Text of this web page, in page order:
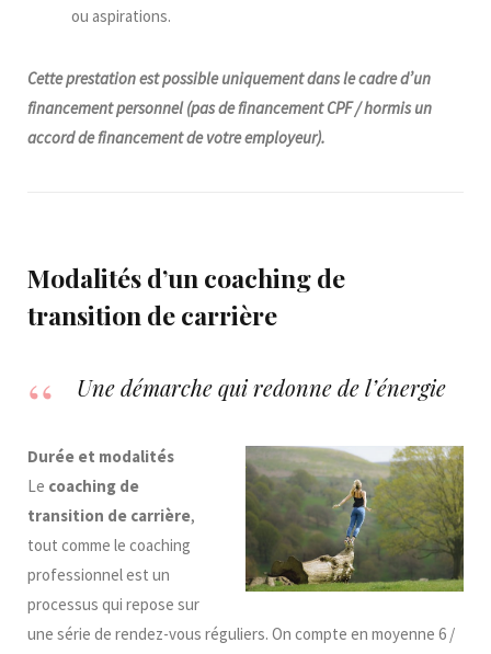
ou aspirations.
Cette prestation est possible uniquement dans le cadre d’un
financement personnel (pas de financement CPF / hormis un
accord de financement de votre employeur).
Modalités d’un coaching de
transition de carrière
Une démarche qui redonne de l’énergie
Durée et modalités
Le coaching de
transition de carrière,
tout comme le coaching
professionnel est un
processus qui repose sur
une série de rendez-vous réguliers. On compte en moyenne 6 /